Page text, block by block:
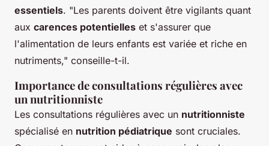
essentiels. "Les parents doivent être vigilants quant
aux carences potentielles et s'assurer que
l'alimentation de leurs enfants est variée et riche en
nutriments," conseille-t-il.
Importance de consultations régulières avec
un nutritionniste
Les consultations régulières avec un nutritionniste
spécialisé en nutrition pédiatrique sont cruciales.